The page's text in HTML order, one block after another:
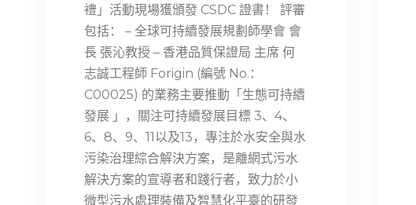
禮」活動現場獲頒發 CSDC 證書！ 評審
包括： – 全球可持續發展規劃師學會 會
長 張沁教授 – 香港品質保證局 主席 何
志誠工程師 Forigin (編號 No.：
C00025) 的業務主要推動「生態可持續
發展 」，關注可持續發展目標 3、4、
6、8、9、11以及13，專注於水安全與水
污染治理綜合解決方案，是離網式污水
解決方案的宣導者和踐行者，致力於小
微型污水處理裝備及智慧化平臺的研發